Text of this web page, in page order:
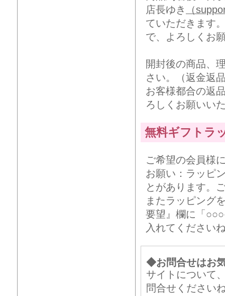
店長ゆき
（
ていただきます
で、よろしくお
開封後の商品、
さい。（返金返
お客様都合の返
ろしくお願いい
無料ギフトラ
ご希望の会員様
お願い：ラッピ
とがあります。
またラッピング
要望』欄に「
入れてください
◆お問合せはお
サイトについて
問合せください